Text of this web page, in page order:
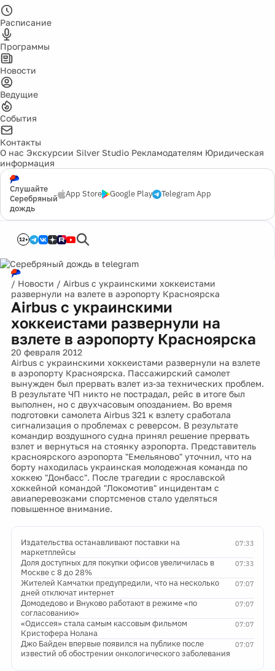
Расписание
Программы
Новости
Ведущие
События
Контакты
О нас Экскурсии Silver Studio Рекламодателям Юридическая
информация
Слушайте
Серебряный
дождь
App Store Google Play Telegram App
12+
/ Новости / Airbus с украинскими хоккеистами
развернули на взлете в аэропорту Красноярска
Airbus с украинскими
хоккеистами развернули на
взлете в аэропорту Красноярска
20 февраля 2012
Airbus с украинскими хоккеистами развернули на взлете
в аэропорту Красноярска. Пассажирский самолет
вынужден был прервать взлет из-за технических проблем.
В результате ЧП никто не пострадал, рейс в итоге был
выполнен, но с двухчасовым опозданием. Во время
подготовки самолета Airbus 321 к взлету сработала
сигнализация о проблемах с реверсом. В результате
командир воздушного судна принял решение прервать
взлет и вернуться на стоянку аэропорта. Представитель
красноярского аэропорта "Емельяново" уточнил, что на
борту находилась украинская молодежная команда по
хоккею "Донбасс". После трагедии с ярославской
хоккейной командой "Локомотив" инцидентам с
авиаперевозками спортсменов стало уделяться
повышенное внимание.
07:33
Издательства останавливают поставки на
маркетплейсы
07:33
Доля доступных для покупки офисов увеличилась в
Москве с 8 до 28%
07:07
Жителей Камчатки предупредили, что на несколько
дней отключат интернет
07:07
Домодедово и Внуково работают в режиме «по
согласованию»
07:07
«Одиссея» стала самым кассовым фильмом
Кристофера Нолана
07:07
Джо Байден впервые появился на публике после
известий об обострении онкологического заболевания